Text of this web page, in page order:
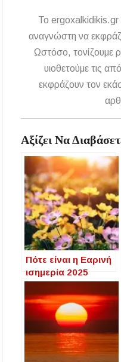
To ergoxalkidikis.gr
αναγνώστη να
Ωστόσο, τονίζουμε
υιοθετούμε τις
εκφράζουν τον
Αξίζει Να
Πότε είναι η Εαρινή
ισημερία 2025
(πρώτη μέρα της
άνοιξης) που
η ημέρα και η νύχτα
έχουν περίπου την
ίδια διάρκεια